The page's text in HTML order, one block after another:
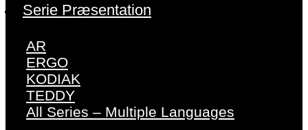
Serie Præsentation
AR
ERGO
KODIAK
TEDDY
All Series – Multiple Languages